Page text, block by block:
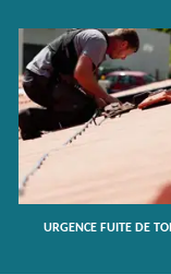
URGENCE FUITE DE